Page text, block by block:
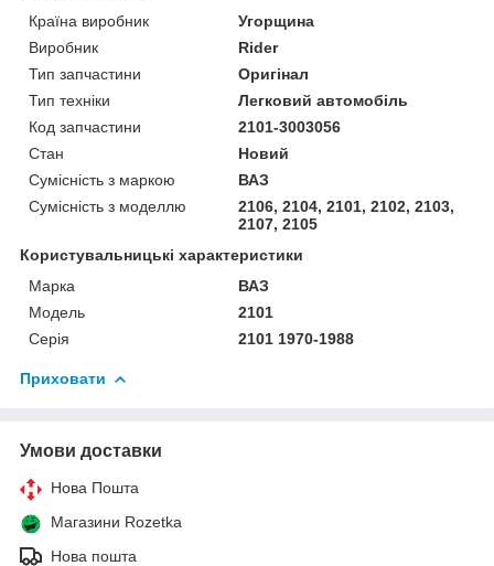
Країна виробник
Угорщина
Виробник
Rider
Тип запчастини
Оригінал
Тип техніки
Легковий автомобіль
Код запчастини
2101-3003056
Стан
Новий
Сумісність з маркою
ВАЗ
Сумісність з моделлю
2106, 2104, 2101, 2102, 2103,
2107, 2105
Користувальницькі характеристики
Марка
ВАЗ
Модель
2101
Серія
2101 1970-1988
Приховати
Умови доставки
Нова Пошта
Магазини Rozetka
Нова пошта